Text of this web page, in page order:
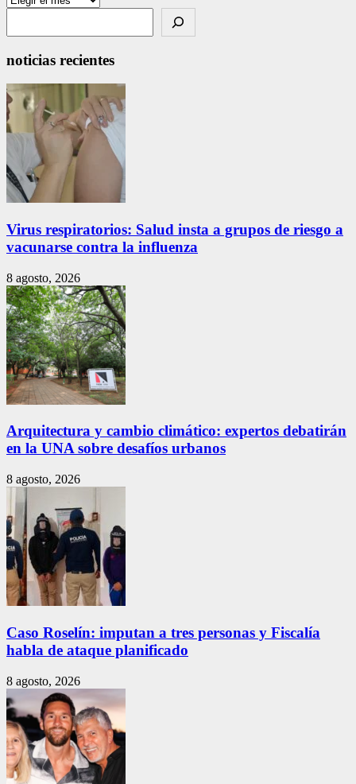
noticias recientes
Virus respiratorios: Salud insta a grupos de riesgo a
vacunarse contra la influenza
8 agosto, 2026
Arquitectura y cambio climático: expertos debatirán
en la UNA sobre desafíos urbanos
8 agosto, 2026
Caso Roselín: imputan a tres personas y Fiscalía
habla de ataque planificado
8 agosto, 2026